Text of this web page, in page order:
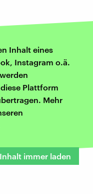
Inhalt eines
Instagram o.ä.
Plattform
Mehr
Inhalt immer laden